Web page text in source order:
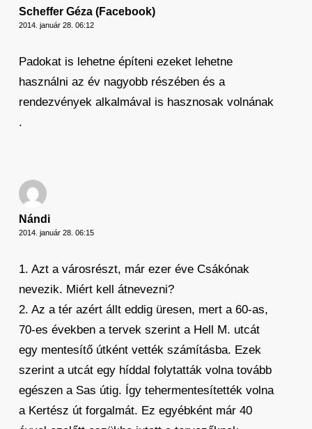
Scheffer Géza (Facebook)
2014. január 28. 06:12
Padokat is lehetne építeni ezeket lehetne
használni az év nagyobb részében és a
rendezvények alkalmával is hasznosak volnának
.
Nándi
2014. január 28. 06:15
1. Azt a városrészt, már ezer éve Csákónak
nevezik. Miért kell átnevezni?
2. Az a tér azért állt eddig üresen, mert a 60-as,
70-es években a tervek szerint a Hell M. utcát
egy mentesítő útként vették számításba. Ezek
szerint a utcát egy híddal folytatták volna tovább
egészen a Sas útig. Így tehermentesítették volna
a Kertész út forgalmát. Ez egyébként már 40